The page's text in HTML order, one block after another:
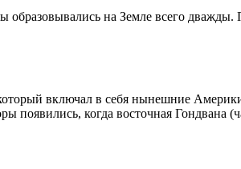
на Земле всего
включал в себя нынешние
появились, когда восточная